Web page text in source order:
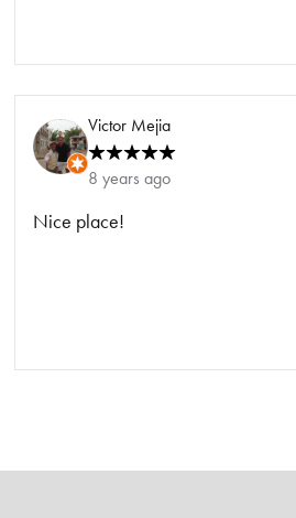
Victor Mejia
8 years ago
Nice place!